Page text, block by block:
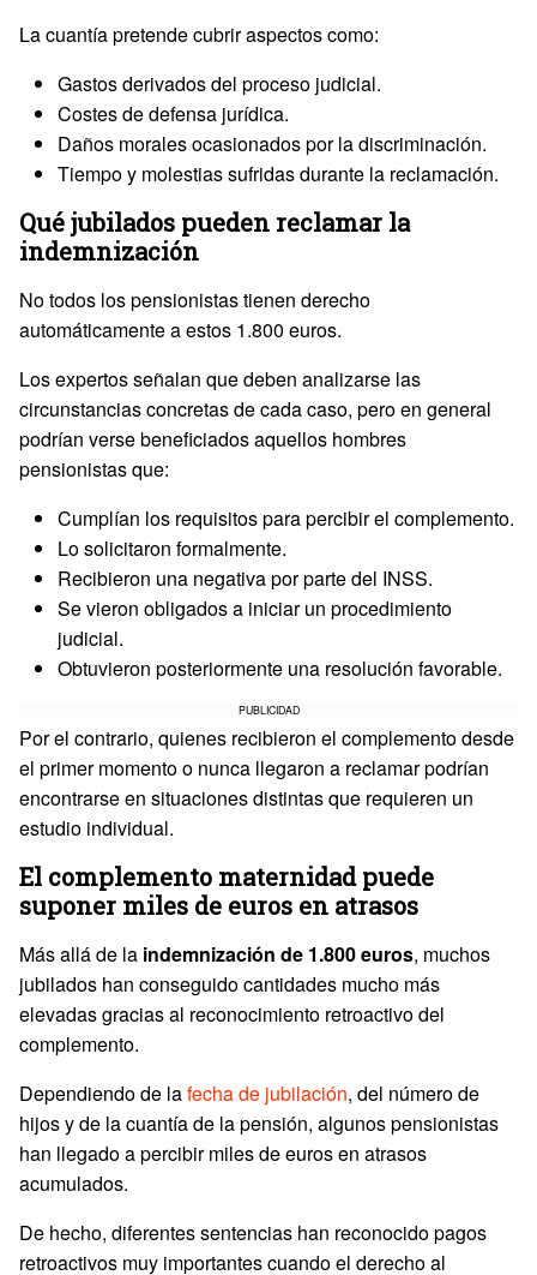
La cuantía pretende cubrir aspectos como:
Gastos derivados del proceso judicial.
Costes de defensa jurídica.
Daños morales ocasionados por la discriminación.
Tiempo y molestias sufridas durante la reclamación.
Qué jubilados pueden reclamar la
indemnización
No todos los pensionistas tienen derecho
automáticamente a estos 1.800 euros.
Los expertos señalan que deben analizarse las
circunstancias concretas de cada caso, pero en general
podrían verse beneficiados aquellos hombres
pensionistas que:
Cumplían los requisitos para percibir el complemento.
Lo solicitaron formalmente.
Recibieron una negativa por parte del INSS.
Se vieron obligados a iniciar un procedimiento
judicial.
Obtuvieron posteriormente una resolución favorable.
PUBLICIDAD
Por el contrario, quienes recibieron el complemento desde
el primer momento o nunca llegaron a reclamar podrían
encontrarse en situaciones distintas que requieren un
estudio individual.
El complemento maternidad puede
suponer miles de euros en atrasos
Más allá de la indemnización de 1.800 euros, muchos
jubilados han conseguido cantidades mucho más
elevadas gracias al reconocimiento retroactivo del
complemento.
Dependiendo de lafecha de jubilación, del número de
hijos y de la cuantía de la pensión, algunos pensionistas
han llegado a percibir miles de euros en atrasos
acumulados.
De hecho, diferentes sentencias han reconocido pagos
retroactivos muy importantes cuando el derecho al